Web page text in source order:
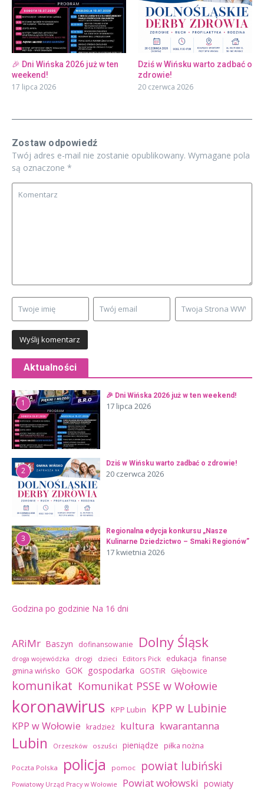
🎉 Dni Wińska 2026 już w ten
weekend!
17 lipca 2026
Dziś w Wińsku warto zadbać o
zdrowie!
20 czerwca 2026
Zostaw odpowiedź
Twój adres e-mail nie zostanie opublikowany. Wymagane pola
są oznaczone *
Aktualności
1
🎉 Dni Wińska 2026 już w ten weekend!
17 lipca 2026
2
Dziś w Wińsku warto zadbać o zdrowie!
20 czerwca 2026
3
Regionalna edycja konkursu „Nasze
Kulinarne Dziedzictwo – Smaki Regionów”
17 kwietnia 2026
Godzina po godzinie Na 16 dni
ARiMr Baszyn dofinansowanie Dolny Śląsk
droga wojewódzka drogi dzieci Editors Pick edukacja finanse
gmina wińsko GOK gospodarka GOSTiR Głębowice
komunikat Komunikat PSSE w Wołowie
koronawirus KPP Lubin KPP w Lubinie
KPP w Wołowie kradzież kultura kwarantanna
Lubin Orzeszków oszuści pieniądze piłka nożna
Poczta Polska policja pomoc powiat lubiński
Powiatowy Urząd Pracy w Wołowie Powiat wołowski powiaty